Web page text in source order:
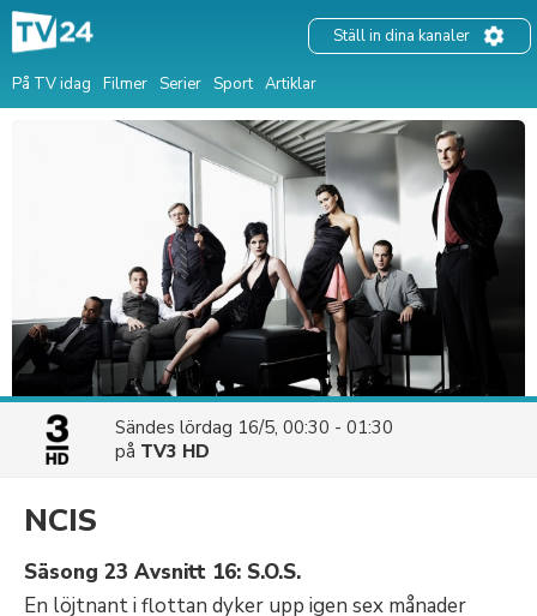
På TV idag Filmer Serier Sport Artiklar
Ställ in dina kanaler
Sändes lördag 16/5, 00:30 - 01:30
på TV3 HD
NCIS
Säsong 23 Avsnitt 16: S.O.S.
En löjtnant i flottan dyker upp igen sex månader